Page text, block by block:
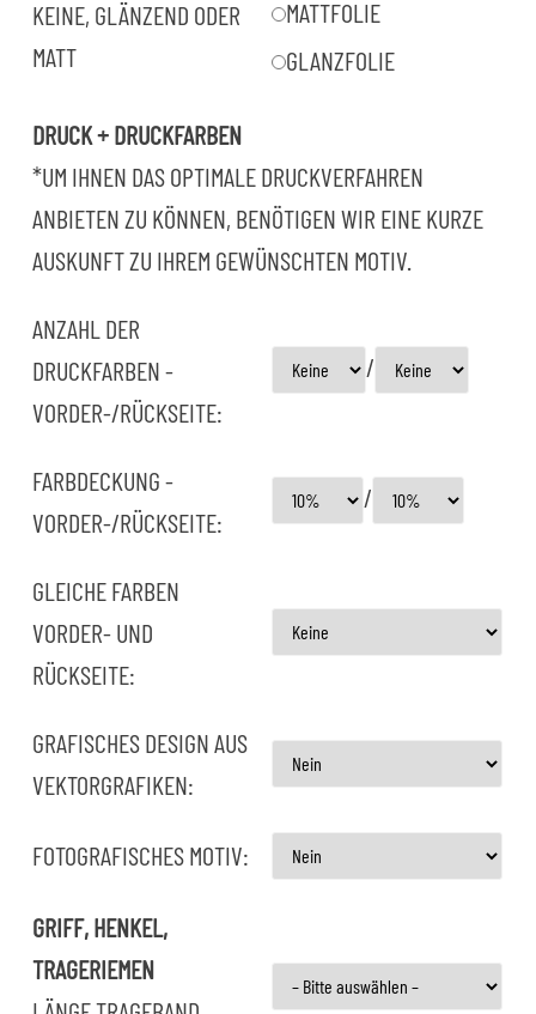
KEINE, GLÄNZEND ODER
MATT
MATTFOLIE
GLANZFOLIE
DRUCK + DRUCKFARBEN
*UM IHNEN DAS OPTIMALE DRUCKVERFAHREN
ANBIETEN ZU KÖNNEN, BENÖTIGEN WIR EINE KURZE
AUSKUNFT ZU IHREM GEWÜNSCHTEN MOTIV.
ANZAHL DER
DRUCKFARBEN -
VORDER-/RÜCKSEITE:
/
FARBDECKUNG -
VORDER-/RÜCKSEITE:
/
GLEICHE FARBEN
VORDER- UND
RÜCKSEITE:
GRAFISCHES DESIGN AUS
VEKTORGRAFIKEN:
FOTOGRAFISCHES MOTIV:
GRIFF, HENKEL,
TRAGERIEMEN